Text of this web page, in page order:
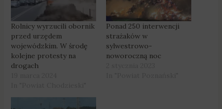
Rolnicy wyrzucili obornik
przed urzędem
wojewódzkim. W środę
kolejne protesty na
drogach
Ponad 250 interwencji
strażaków w
sylwestrowo-
noworoczną noc